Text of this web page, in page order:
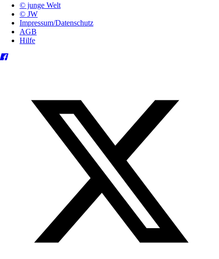
© junge Welt
© JW
Impressum/Datenschutz
AGB
Hilfe